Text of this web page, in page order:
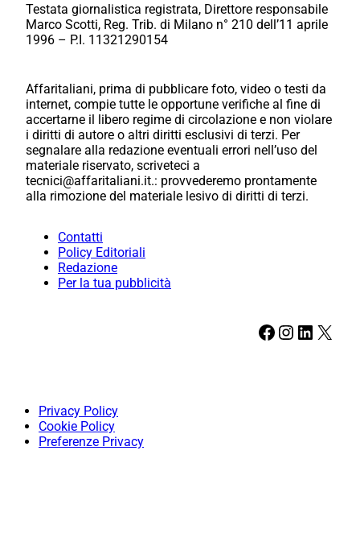
Testata giornalistica registrata, Direttore responsabile
Marco Scotti, Reg. Trib. di Milano n° 210 dell’11 aprile
1996 – P.I. 11321290154
Affaritaliani, prima di pubblicare foto, video o testi da
internet, compie tutte le opportune verifiche al fine di
accertarne il libero regime di circolazione e non violare
i diritti di autore o altri diritti esclusivi di terzi. Per
segnalare alla redazione eventuali errori nell’uso del
materiale riservato, scriveteci a
tecnici@affaritaliani.it.: provvederemo prontamente
alla rimozione del materiale lesivo di diritti di terzi.
Contatti
Policy Editoriali
Redazione
Per la tua pubblicità
Facebook Instagram LinkedIn X
Privacy Policy
Cookie Policy
Preferenze Privacy